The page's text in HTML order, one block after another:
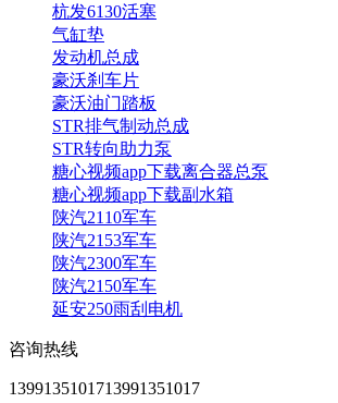
杭发6130活塞
气缸垫
发动机总成
豪沃刹车片
豪沃油门踏板
STR排气制动总成
STR转向助力泵
糖心视频app下载离合器总泵
糖心视频app下载副水箱
陕汽2110军车
陕汽2153军车
陕汽2300军车
陕汽2150军车
延安250雨刮电机
咨询热线
1399135101713991351017